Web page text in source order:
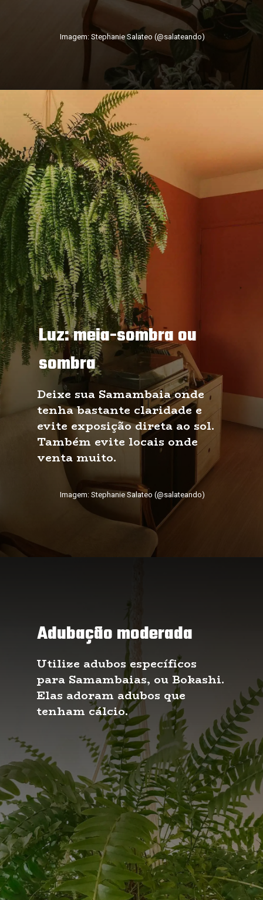
Imagem: Stephanie Salateo (@salateando)
Luz: meia-sombra ou
sombra
Deixe sua Samambaia onde
tenha bastante claridade e
evite exposição direta ao sol.
Também evite locais onde
venta muito.
Imagem: Stephanie Salateo (@salateando)
Adubação moderada
Utilize adubos específicos
para Samambaias, ou Bokashi.
Elas adoram adubos que
tenham cálcio.